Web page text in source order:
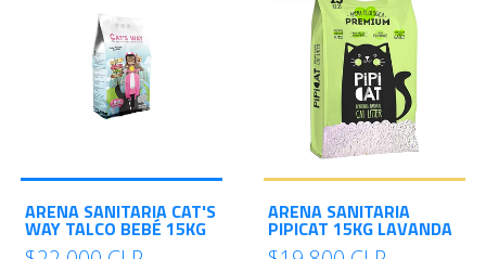
ARENA SANITARIA CAT'S
WAY TALCO BEBÉ 15KG
ARENA SANITARIA
PIPICAT 15KG LAVANDA